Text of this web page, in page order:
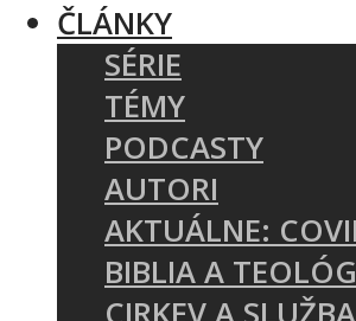
ČLÁNKY
SÉRIE
TÉMY
PODCASTY
AUTORI
AKTUÁLNE:
BIBLIA A